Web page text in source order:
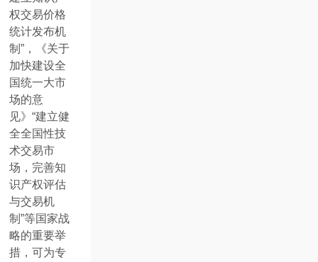
权交易价格
统计发布机
制”，《关于
加快建设全
国统一大市
场的意
见》“建立健
全全国性技
术交易市
场，完善知
识产权评估
与交易机
制”等国家战
略的重要举
措，可为专